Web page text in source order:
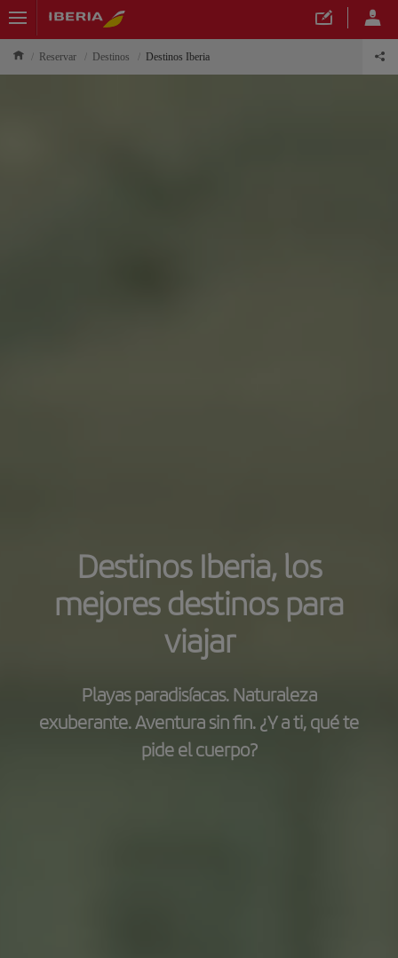
Reservar Destinos Destinos Iberia
Destinos Iberia, los
mejores destinos para
viajar
Playas paradisíacas. Naturaleza
exuberante. Aventura sin fin. ¿Y a ti, qué te
pide el cuerpo?